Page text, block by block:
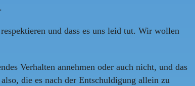
und dass es uns leid tut. Wir wollen
Verhalten annehmen oder auch nicht, und das
die es nach der Entschuldigung allein zu